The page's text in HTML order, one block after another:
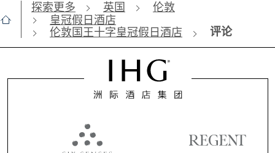
探索更多 英国
伦敦
皇冠假日酒店
伦敦国王十字皇冠假日酒店
评论